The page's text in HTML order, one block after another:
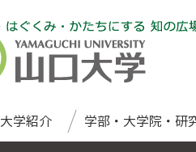
大学紹介 学部・大学院・研